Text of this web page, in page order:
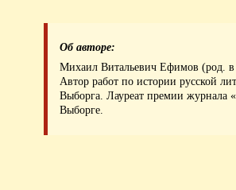
Об авторе:
Михаил Витальевич Ефимов (род.
Автор работ по истории русской
Выборга. Лауреат премии журнала
Выборге.